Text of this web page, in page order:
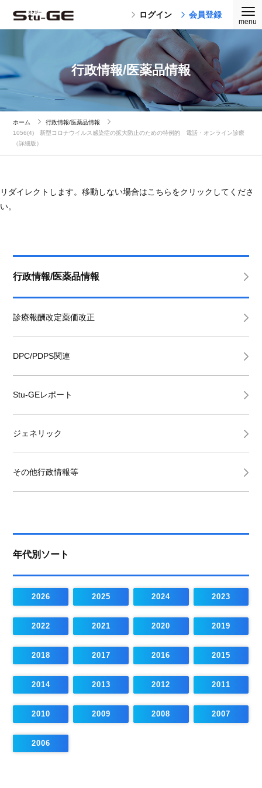
ログイン 会員登録
行政情報/医薬品情報
ホーム
行政情報/医薬品情報
1056(4) 新型コロナウイルス感染症の拡大防止のための特例的 電話・オンライン診療
（詳細版）
リダイレクトします。移動しない場合はこちらをクリックしてくださ
い。
行政情報/医薬品情報
診療報酬改定薬価改正
DPC/PDPS関連
Stu-GEレポート
ジェネリック
その他行政情報等
年代別ソート
2026 2025 2024 2023
2022 2021 2020 2019
2018 2017 2016 2015
2014 2013 2012 2011
2010 2009 2008 2007
2006